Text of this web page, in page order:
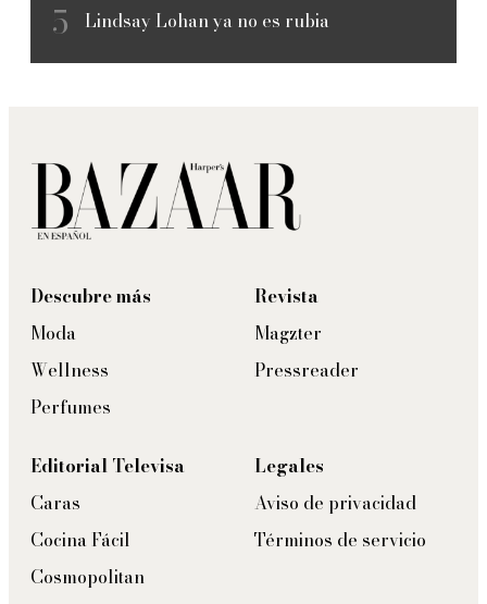
Lindsay Lohan ya no es rubia
Descubre más
Moda
Wellness
Perfumes
Revista
Magzter
Pressreader
Editorial Televisa
Caras
Cocina Fácil
Cosmopolitan
Legales
Aviso de privacidad
Términos de servicio